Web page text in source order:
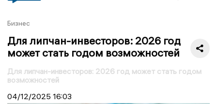
Бизнес
Для липчан-инвесторов: 2026 год
может стать годом возможностей
Для липчан-инвесторов: 2026 год может стать годом
возможностей
04/12/2025 16:03